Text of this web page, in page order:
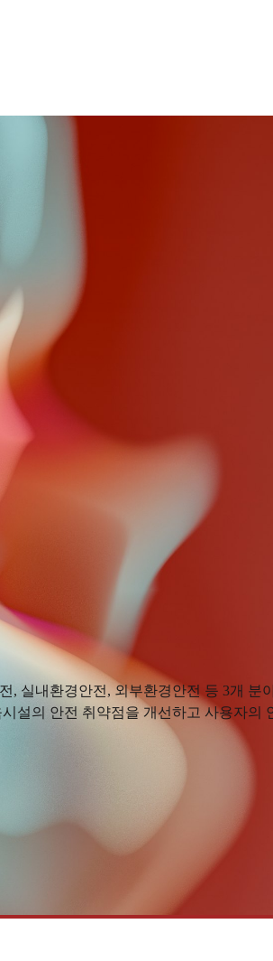
실내환경안전, 외부환경안전 등 3개 분
설의 안전 취약점을 개선하고 사용자의